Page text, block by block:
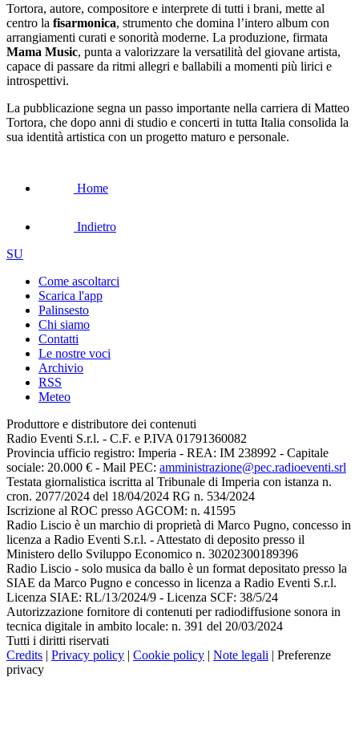
Tortora, autore, compositore e interprete di tutti i brani, mette al
centro la fisarmonica, strumento che domina l’intero album con
arrangiamenti curati e sonorità moderne. La produzione, firmata
Mama Music, punta a valorizzare la versatilità del giovane artista,
capace di passare da ritmi allegri e ballabili a momenti più lirici e
introspettivi.
La pubblicazione segna un passo importante nella carriera di Matteo
Tortora, che dopo anni di studio e concerti in tutta Italia consolida la
sua identità artistica con un progetto maturo e personale.
Home
Indietro
SU
Come ascoltarci
Scarica l'app
Palinsesto
Chi siamo
Contatti
Le nostre voci
Archivio
RSS
Meteo
Produttore e distributore dei contenuti
Radio Eventi S.r.l. - C.F. e P.IVA 01791360082
Provincia ufficio registro: Imperia - REA: IM 238992 - Capitale
sociale: 20.000 € - Mail PEC: amministrazione@pec.radioeventi.srl
Testata giornalistica iscritta al Tribunale di Imperia con istanza n.
cron. 2077/2024 del 18/04/2024 RG n. 534/2024
Iscrizione al ROC presso AGCOM: n. 41595
Radio Liscio è un marchio di proprietà di Marco Pugno, concesso in
licenza a Radio Eventi S.r.l. - Attestato di deposito presso il
Ministero dello Sviluppo Economico n. 30202300189396
Radio Liscio - solo musica da ballo è un format depositato presso la
SIAE da Marco Pugno e concesso in licenza a Radio Eventi S.r.l.
Licenza SIAE: RL/13/2024/9 - Licenza SCF: 38/5/24
Autorizzazione fornitore di contenuti per radiodiffusione sonora in
tecnica digitale in ambito locale: n. 391 del 20/03/2024
Tutti i diritti riservati
Credits | Privacy policy | Cookie policy | Note legali | Preferenze
privacy